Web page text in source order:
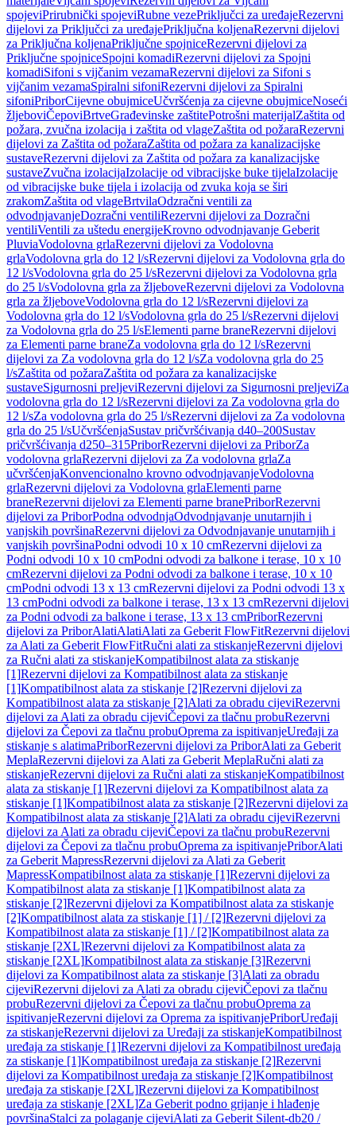
spojeviPrirubnički spojeviRubne vezePriključci za uređajeRezervni
dijelovi za Priključci za uređajePriključna koljenaRezervni dijelovi
za Priključna koljenaPriključne spojniceRezervni dijelovi za
Priključne spojniceSpojni komadiRezervni dijelovi za Spojni
komadiSifoni s vijčanim vezamaRezervni dijelovi za Sifoni s
vijčanim vezamaSpiralni sifoniRezervni dijelovi za Spiralni
sifoniPriborCijevne obujmiceUčvršćenja za cijevne obujmiceNoseći
žljeboviČepoviBrtveGrađevinske zaštitePotrošni materijalZaštita od
požara, zvučna izolacija i zaštita od vlageZaštita od požaraRezervni
dijelovi za Zaštita od požaraZaštita od požara za kanalizacijske
sustaveRezervni dijelovi za Zaštita od požara za kanalizacijske
sustaveZvučna izolacijaIzolacije od vibracijske buke tijelaIzolacije
od vibracijske buke tijela i izolacija od zvuka koja se širi
zrakomZaštita od vlageBrtvilaOdzračni ventili za
odvodnjavanjeDozračni ventiliRezervni dijelovi za Dozračni
ventiliVentili za uštedu energijeKrovno odvodnjavanje Geberit
PluviaVodolovna grlaRezervni dijelovi za Vodolovna
grlaVodolovna grla do 12 l/sRezervni dijelovi za Vodolovna grla do
12 l/sVodolovna grla do 25 l/sRezervni dijelovi za Vodolovna grla
do 25 l/sVodolovna grla za žljeboveRezervni dijelovi za Vodolovna
grla za žljeboveVodolovna grla do 12 l/sRezervni dijelovi za
Vodolovna grla do 12 l/sVodolovna grla do 25 l/sRezervni dijelovi
za Vodolovna grla do 25 l/sElementi parne braneRezervni dijelovi
za Elementi parne braneZa vodolovna grla do 12 l/sRezervni
dijelovi za Za vodolovna grla do 12 l/sZa vodolovna grla do 25
l/sZaštita od požaraZaštita od požara za kanalizacijske
sustaveSigurnosni preljeviRezervni dijelovi za Sigurnosni preljeviZa
vodolovna grla do 12 l/sRezervni dijelovi za Za vodolovna grla do
12 l/sZa vodolovna grla do 25 l/sRezervni dijelovi za Za vodolovna
grla do 25 l/sUčvršćenjaSustav pričvršćivanja d40–200Sustav
pričvršćivanja d250–315PriborRezervni dijelovi za PriborZa
vodolovna grlaRezervni dijelovi za Za vodolovna grlaZa
učvršćenjaKonvencionalno krovno odvodnjavanjeVodolovna
grlaRezervni dijelovi za Vodolovna grlaElementi parne
braneRezervni dijelovi za Elementi parne branePriborRezervni
dijelovi za PriborPodna odvodnjaOdvodnjavanje unutarnjih i
vanjskih površinaRezervni dijelovi za Odvodnjavanje unutarnjih i
vanjskih površinaPodni odvodi 10 x 10 cmRezervni dijelovi za
Podni odvodi 10 x 10 cmPodni odvodi za balkone i terase, 10 x 10
cmRezervni dijelovi za Podni odvodi za balkone i terase, 10 x 10
cmPodni odvodi 13 x 13 cmRezervni dijelovi za Podni odvodi 13 x
13 cmPodni odvodi za balkone i terase, 13 x 13 cmRezervni dijelovi
za Podni odvodi za balkone i terase, 13 x 13 cmPriborRezervni
dijelovi za PriborAlatiAlatiAlati za Geberit FlowFitRezervni dijelovi
za Alati za Geberit FlowFitRučni alati za stiskanjeRezervni dijelovi
za Ručni alati za stiskanjeKompatibilnost alata za stiskanje
[1]Rezervni dijelovi za Kompatibilnost alata za stiskanje
[1]Kompatibilnost alata za stiskanje [2]Rezervni dijelovi za
Kompatibilnost alata za stiskanje [2]Alati za obradu cijeviRezervni
dijelovi za Alati za obradu cijeviČepovi za tlačnu probuRezervni
dijelovi za Čepovi za tlačnu probuOprema za ispitivanjeUređaji za
stiskanje s alatimaPriborRezervni dijelovi za PriborAlati za Geberit
MeplaRezervni dijelovi za Alati za Geberit MeplaRučni alati za
stiskanjeRezervni dijelovi za Ručni alati za stiskanjeKompatibilnost
alata za stiskanje [1]Rezervni dijelovi za Kompatibilnost alata za
stiskanje [1]Kompatibilnost alata za stiskanje [2]Rezervni dijelovi za
Kompatibilnost alata za stiskanje [2]Alati za obradu cijeviRezervni
dijelovi za Alati za obradu cijeviČepovi za tlačnu probuRezervni
dijelovi za Čepovi za tlačnu probuOprema za ispitivanjePriborAlati
za Geberit MapressRezervni dijelovi za Alati za Geberit
MapressKompatibilnost alata za stiskanje [1]Rezervni dijelovi za
Kompatibilnost alata za stiskanje [1]Kompatibilnost alata za
stiskanje [2]Rezervni dijelovi za Kompatibilnost alata za stiskanje
[2]Kompatibilnost alata za stiskanje [1] / [2]Rezervni dijelovi za
Kompatibilnost alata za stiskanje [1] / [2]Kompatibilnost alata za
stiskanje [2XL]Rezervni dijelovi za Kompatibilnost alata za
stiskanje [2XL]Kompatibilnost alata za stiskanje [3]Rezervni
dijelovi za Kompatibilnost alata za stiskanje [3]Alati za obradu
cijeviRezervni dijelovi za Alati za obradu cijeviČepovi za tlačnu
probuRezervni dijelovi za Čepovi za tlačnu probuOprema za
ispitivanjeRezervni dijelovi za Oprema za ispitivanjePriborUređaji
za stiskanjeRezervni dijelovi za Uređaji za stiskanjeKompatibilnost
uređaja za stiskanje [1]Rezervni dijelovi za Kompatibilnost uređaja
za stiskanje [1]Kompatibilnost uređaja za stiskanje [2]Rezervni
dijelovi za Kompatibilnost uređaja za stiskanje [2]Kompatibilnost
uređaja za stiskanje [2XL]Rezervni dijelovi za Kompatibilnost
uređaja za stiskanje [2XL]Za Geberit podno grijanje i hlađenje
površinaStalci za polaganje cijeviAlati za Geberit Silent-db20 /